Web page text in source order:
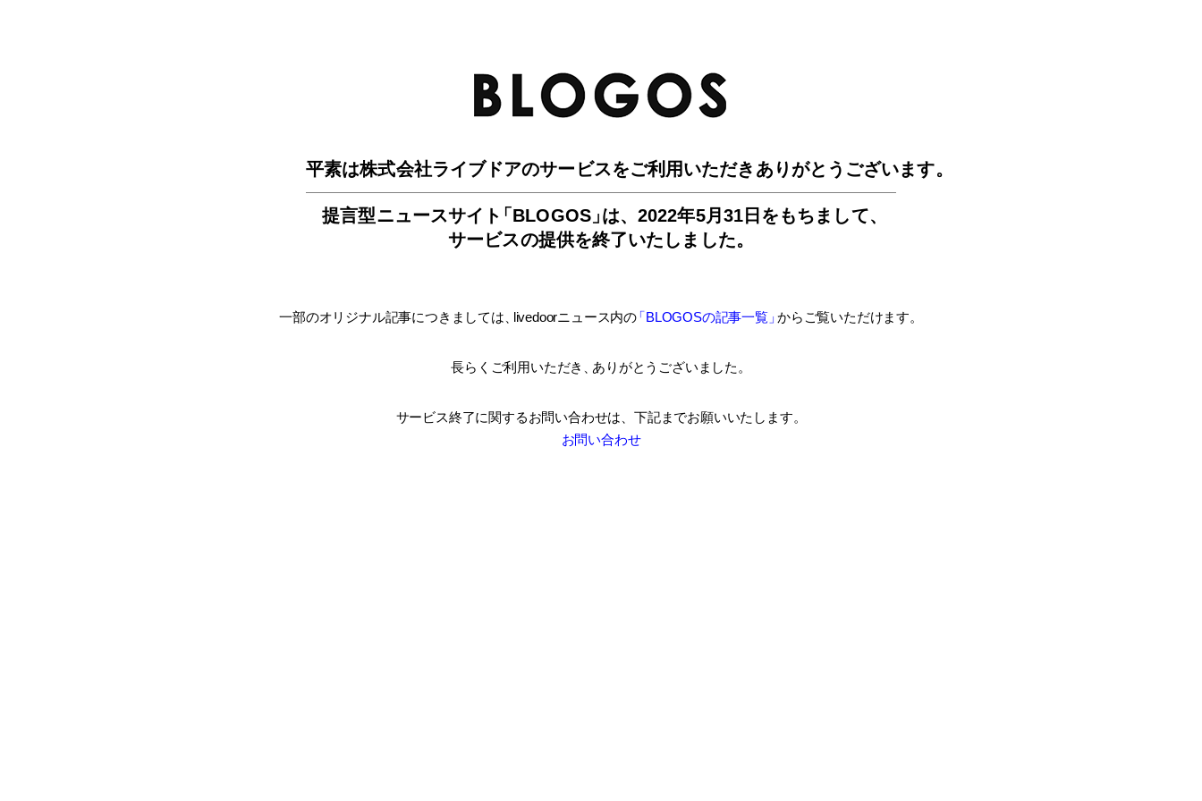
平素は株式会社ライブドアのサービスをご利用いただきありがとうございます。
提言型ニュースサイ ト「BLOGOS」は、2022年5月31日をもちまして、
サービスの提供を終了いたしました。
一部のオリジナル記事につきましては livedoorニュース内の「BLOGOSの記事一覧」 からご覧いただけます。
長らくご利用いただき ありがとうございました。
サービス終了に関するお問い合わせは、 下記までお願いいたします。
お問い合わせ